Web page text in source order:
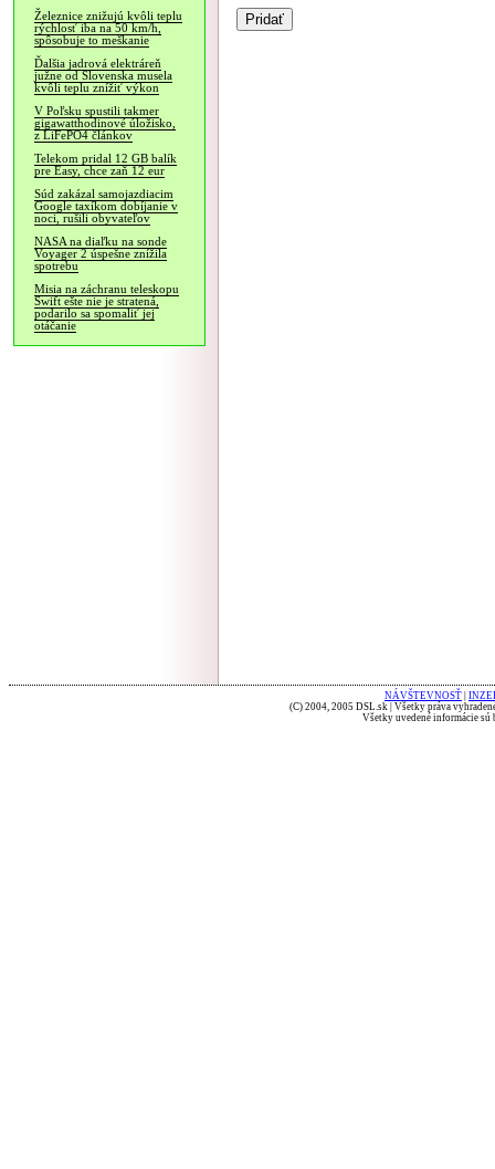
Železnice znižujú kvôli teplu
rýchlosť iba na 50 km/h,
spôsobuje to meškanie
Ďalšia jadrová elektráreň
južne od Slovenska musela
kvôli teplu znížiť výkon
V Poľsku spustili takmer
gigawatthodinové úložisko,
z LiFePO4 článkov
Telekom pridal 12 GB balík
pre Easy, chce zaň 12 eur
Súd zakázal samojazdiacim
Google taxíkom dobíjanie v
noci, rušili obyvateľov
NASA na diaľku na sonde
Voyager 2 úspešne znížila
spotrebu
Misia na záchranu teleskopu
Swift ešte nie je stratená,
podarilo sa spomaliť jej
otáčanie
NÁVŠTEVNOSŤ
(C) 2004, 2005 DSL.sk | Všetky práva
Všetky uvedené informácie sú